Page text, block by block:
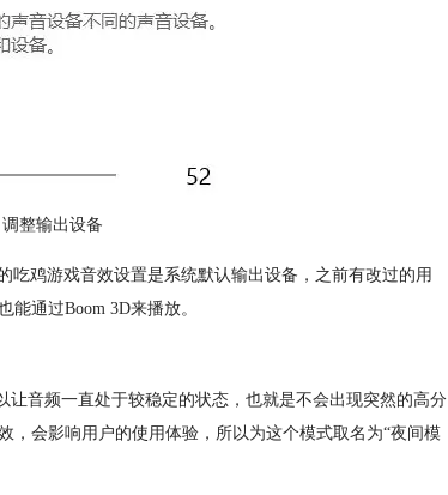
调整输出设备
吃鸡游戏音效设置是系统默认输出设备，之前有改过的用
通过Boom 3D来播放。
让音频一直处于较稳定的状态，也就是不会出现突然的高分
，会影响用户的使用体验，所以为这个模式取名为“夜间模